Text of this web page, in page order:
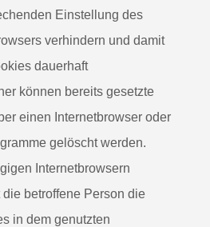
Einstellung des
verhindern und damit
dauerhaft
können bereits gesetzte
einen Internetbrowser oder
gelöscht werden.
Internetbrowsern
betroffene Person die
in dem genutzten